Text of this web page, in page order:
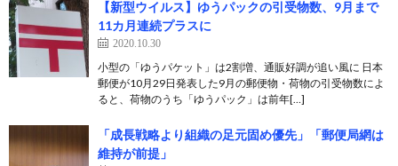
【新型ウイルス】ゆうパックの引受物数、9月まで
11カ月連続プラスに
2020.10.30
小型の「ゆうパケット」は2割増、通販好調が追い風に 日本
郵便が10月29日発表した9月の郵便物・荷物の引受物数によ
ると、荷物のうち「ゆうパック」は前年[…]
「成長戦略より組織の足元固め優先」「郵便局網は
維持が前提」